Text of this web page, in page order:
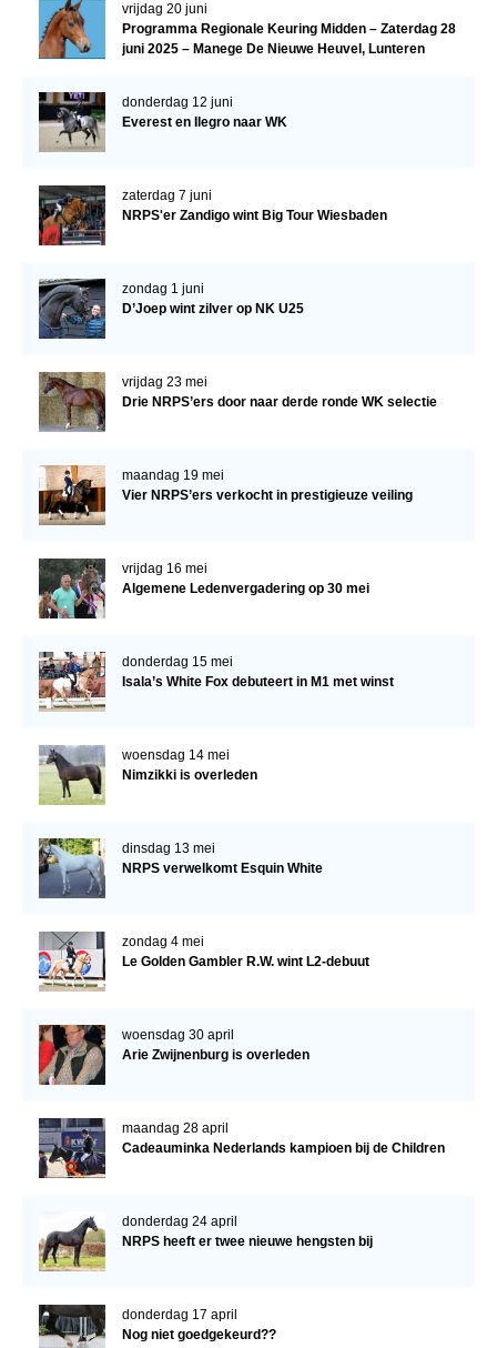
vrijdag 20 juni
Programma Regionale Keuring Midden – Zaterdag 28
juni 2025 – Manege De Nieuwe Heuvel, Lunteren
donderdag 12 juni
Everest en Ilegro naar WK
zaterdag 7 juni
NRPS'er Zandigo wint Big Tour Wiesbaden
zondag 1 juni
D’Joep wint zilver op NK U25
vrijdag 23 mei
Drie NRPS’ers door naar derde ronde WK selectie
maandag 19 mei
Vier NRPS’ers verkocht in prestigieuze veiling
vrijdag 16 mei
Algemene Ledenvergadering op 30 mei
donderdag 15 mei
Isala’s White Fox debuteert in M1 met winst
woensdag 14 mei
Nimzikki is overleden
dinsdag 13 mei
NRPS verwelkomt Esquin White
zondag 4 mei
Le Golden Gambler R.W. wint L2-debuut
woensdag 30 april
Arie Zwijnenburg is overleden
maandag 28 april
Cadeauminka Nederlands kampioen bij de Children
donderdag 24 april
NRPS heeft er twee nieuwe hengsten bij
donderdag 17 april
Nog niet goedgekeurd??